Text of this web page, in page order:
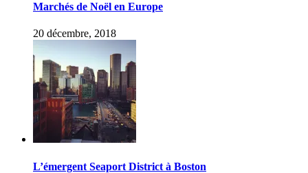
Marchés de Noël en Europe
20 décembre, 2018
L’émergent Seaport District à Boston